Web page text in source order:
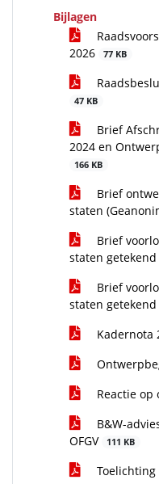
Bijlagen
2026
77 KB
47 KB
Brief
2024 en
166 KB
Brief
staten
Brief
staten
Brief
staten getekend
Kadernota
Reactie op
B&W-
OFGV
111 KB